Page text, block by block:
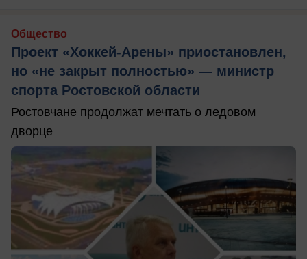
Общество
Проект «Хоккей-Арены» приостановлен,
но «не закрыт полностью» — министр
спорта Ростовской области
Ростовчане продолжат мечтать о ледовом
дворце